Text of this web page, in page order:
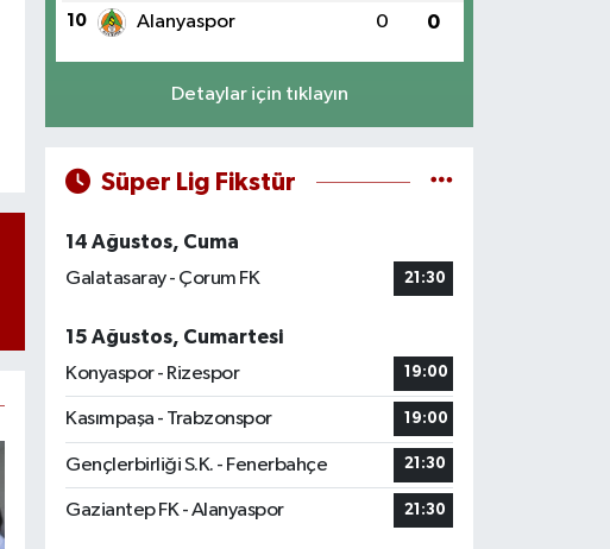
10 Alanyaspor 0 0
Detaylar için tıklayın
Süper Lig Fikstür
14 Ağustos, Cuma
Galatasaray - Çorum FK
21:30
15 Ağustos, Cumartesi
Konyaspor - Rizespor
19:00
Kasımpaşa - Trabzonspor 19:00
Gençlerbirliği S.K. - Fenerbahçe 21:30
Gaziantep FK - Alanyaspor 21:30